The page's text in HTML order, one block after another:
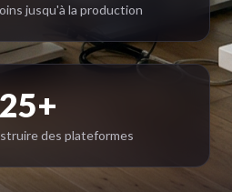
jusqu'à la production
25+
des plateformes